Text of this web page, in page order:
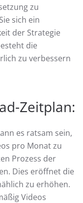
zu
sich ein
der Strategie
die
zu verbessern
Zeitplan:
es ratsam sein,
pro Monat zu
Prozess der
Dies eröffnet die
zu erhöhen.
Videos